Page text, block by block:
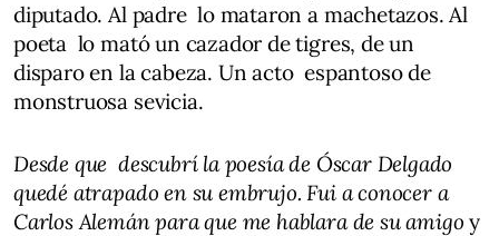
diputado. Al padre lo mataron a machetazos. Al
poeta lo mató un cazador de tigres, de un
disparo en la cabeza. Un acto espantoso de
monstruosa sevicia.
Desde que descubrí la poesía de Óscar Delgado
quedé atrapado en su embrujo. Fui a conocer a
Carlos Alemán para que me hablara de su amigoy